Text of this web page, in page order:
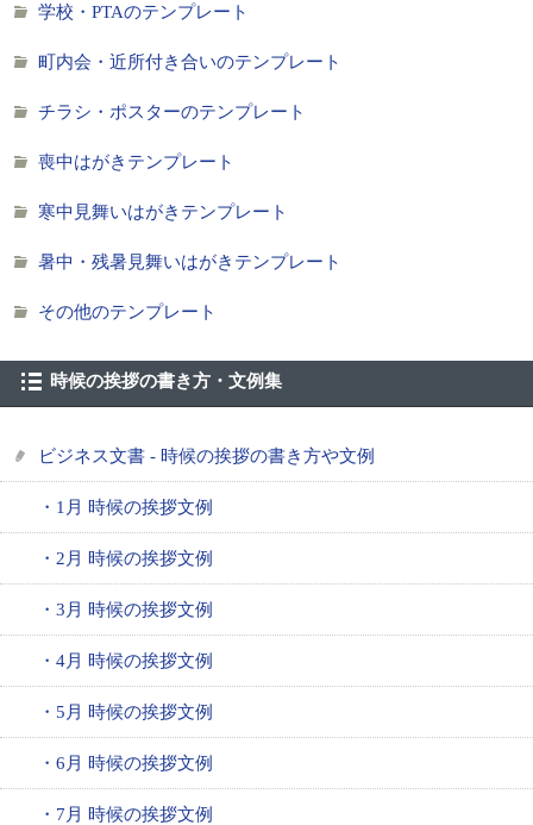
学校・PTAのテンプレート
町内会・近所付き合いのテンプレート
チラシ・ポスターのテンプレート
喪中はがきテンプレート
寒中見舞いはがきテンプレート
暑中・残暑見舞いはがきテンプレート
その他のテンプレート
時候の挨拶の書き方・文例集
ビジネス文書 - 時候の挨拶の書き方や文例
・1月 時候の挨拶文例
・2月 時候の挨拶文例
・3月 時候の挨拶文例
・4月 時候の挨拶文例
・5月 時候の挨拶文例
・6月 時候の挨拶文例
・7月 時候の挨拶文例